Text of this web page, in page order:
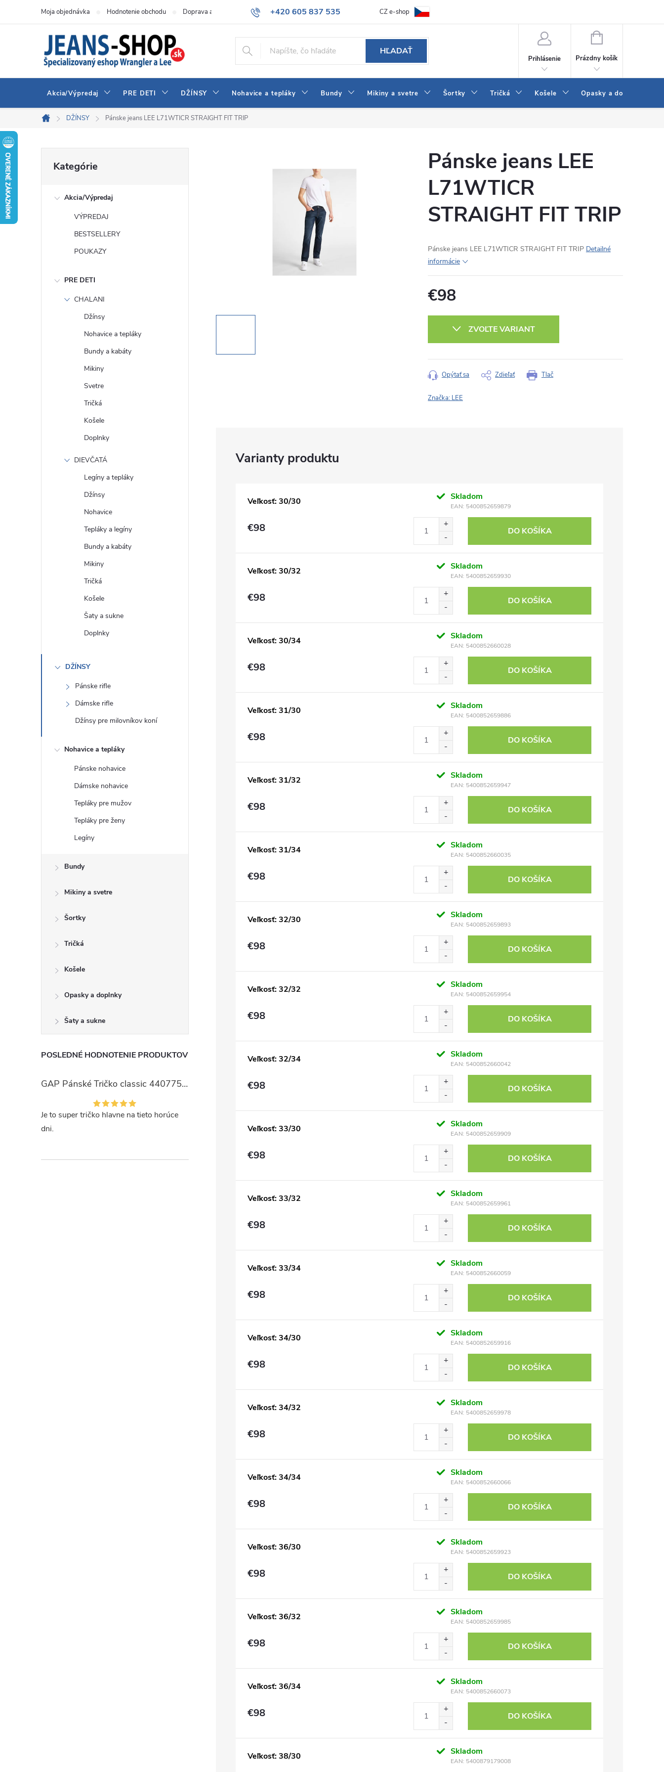
+420 605 837 535
info@jeans-shop.sk
Moja objednávka Hodnotenie obchodu Doprava a platba Všeobecné obchodné podmienky Ako vybrať džínsy Wrangler a LEE
CZ e-shop
HĽADAŤ
Prihlásenie
NÁKUPNÝ
Prázdny košík
Akcia/Výpredaj PRE DETI DŽÍNSY Nohavice a tepláky Bundy Mikiny a svetre Šortky Tričká Košele Opasky a doplnky
Domov
DŽÍNSY Pánske jeans LEE L71WTICR STRAIGHT FIT TRIP
kategórie
Kategórie
Akcia/Výpredaj
VÝPREDAJ
BESTSELLERY
POUKAZY
PRE DETI
CHALANI
Džínsy
Nohavice a tepláky
Bundy a kabáty
Mikiny
Svetre
Tričká
Košele
Doplnky
DIEVČATÁ
Legíny a tepláky
Džínsy
Nohavice
Tepláky a legíny
Bundy a kabáty
Mikiny
Tričká
Košele
Šaty a sukne
Doplnky
DŽÍNSY
Pánske rifle
Dámske rifle
Džínsy pre milovníkov koní
Nohavice a tepláky
Pánske nohavice
Dámske nohavice
Tepláky pre mužov
Tepláky pre ženy
Legíny
Bundy
Mikiny a svetre
Šortky
Tričká
Košele
Opasky a doplnky
Šaty a sukne
POSLEDNÉ HODNOTENIE PRODUKTOV
GAP Pánské Tričko classic 440775-00
Je to super tričko hlavne na tieto horúce
dni.
Pánske jeans LEE
L71WTICR
STRAIGHT FIT TRIP
Pánske jeans LEE L71WTICR STRAIGHT FIT TRIP Detailné
informácie
€98
ZVOĽTE VARIANT
Tlač
Opýtať sa Zdieľať
Značka: LEE
Veľkosť: 30/30 Skladom
EAN: 5400852659879
€98 DO KOŠÍKA
Veľkosť: 30/32 Skladom
EAN: 5400852659930
€98 DO KOŠÍKA
Veľkosť: 30/34 Skladom
EAN: 5400852660028
€98 DO KOŠÍKA
Veľkosť: 31/30 Skladom
EAN: 5400852659886
€98 DO KOŠÍKA
Veľkosť: 31/32 Skladom
EAN: 5400852659947
€98 DO KOŠÍKA
Veľkosť: 31/34 Skladom
EAN: 5400852660035
€98 DO KOŠÍKA
Veľkosť: 32/30 Skladom
EAN: 5400852659893
€98 DO KOŠÍKA
Veľkosť: 32/32 Skladom
EAN: 5400852659954
€98 DO KOŠÍKA
Veľkosť: 32/34 Skladom
EAN: 5400852660042
€98 DO KOŠÍKA
Veľkosť: 33/30 Skladom
EAN: 5400852659909
€98 DO KOŠÍKA
Veľkosť: 33/32 Skladom
EAN: 5400852659961
€98 DO KOŠÍKA
Veľkosť: 33/34 Skladom
EAN: 5400852660059
€98 DO KOŠÍKA
Veľkosť: 34/30 Skladom
EAN: 5400852659916
€98 DO KOŠÍKA
Veľkosť: 34/32 Skladom
EAN: 5400852659978
€98 DO KOŠÍKA
Veľkosť: 34/34 Skladom
EAN: 5400852660066
€98 DO KOŠÍKA
Veľkosť: 36/30 Skladom
EAN: 5400852659923
€98 DO KOŠÍKA
Veľkosť: 36/32 Skladom
EAN: 5400852659985
€98 DO KOŠÍKA
Veľkosť: 36/34 Skladom
EAN: 5400852660073
€98 DO KOŠÍKA
Veľkosť: 38/30 Skladom
EAN: 5400879179008